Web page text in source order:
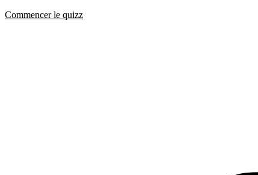
Commencer le quizz